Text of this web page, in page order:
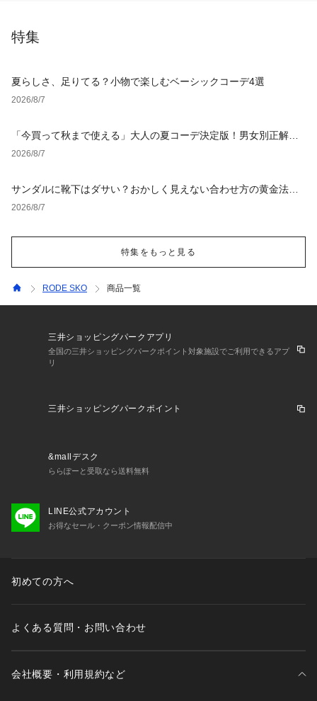
特集
夏らしさ、足りてる？小物で楽しむベーシックコーデ4選
2026/8/7
「今買って秋まで使える」大人の夏コーデ決定版！男女別正解ス
タイルとNGな着こなし
2026/8/7
サンダルに靴下はダサい？おかしく見えない合わせ方の黄金法則
と男女別おすすめコーデ
2026/8/7
特集をもっと見る
RODE SKO 商品一覧
三井ショッピングパークアプリ
全国の三井ショッピングパークポイント対象施設でご利用できるアプ
リ
三井ショッピングパークポイント
&mallデスク
ららぽーと受取なら送料無料
LINE公式アカウント
お得なセール・クーポン情報配信中
初めての方へ
よくある質問・お問い合わせ
会社概要・利用規約など